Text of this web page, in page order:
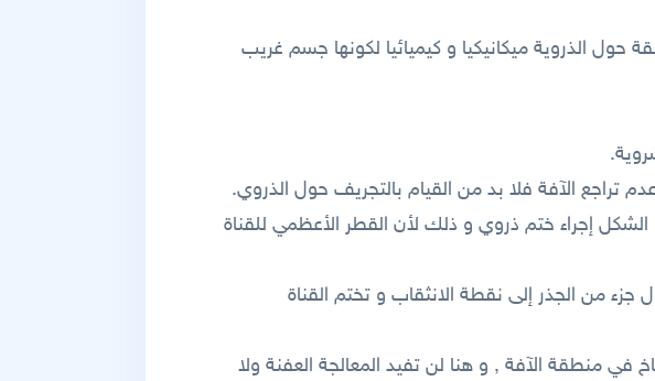
حول الذروية ميكانيكيا و كيميائيا لكونها جسم غريب
إجراء ختم ذروي و ذلك لأن القطر الأعظمي للقناة
جزء من الجذر إلى نقطة الانثقاب و تختم القناة
في منطقة الآفة , و هنا لن تفيد المعالجة العفنة ولا